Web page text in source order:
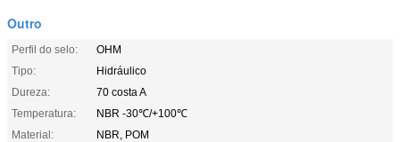
Outro
Perfil do selo:
OHM
Tipo:
Hidráulico
Dureza:
70 costa A
Temperatura:
NBR -30℃/+100℃
Material:
NBR, POM